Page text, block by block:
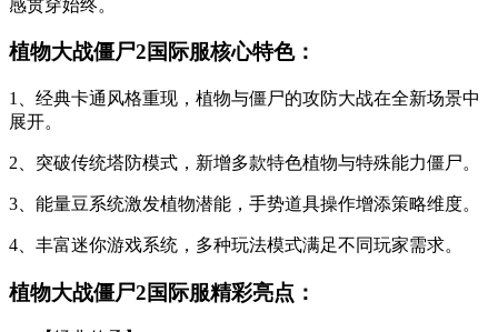
感贯穿始终。
植物大战僵尸2国际服核心特色：
1、经典卡通风格重现，植物与僵尸的攻防大战在全新场景中
展开。
2、突破传统塔防模式，新增多款特色植物与特殊能力僵尸。
3、能量豆系统激发植物潜能，手势道具操作增添策略维度。
4、丰富迷你游戏系统，多种玩法模式满足不同玩家需求。
植物大战僵尸2国际服精彩亮点：